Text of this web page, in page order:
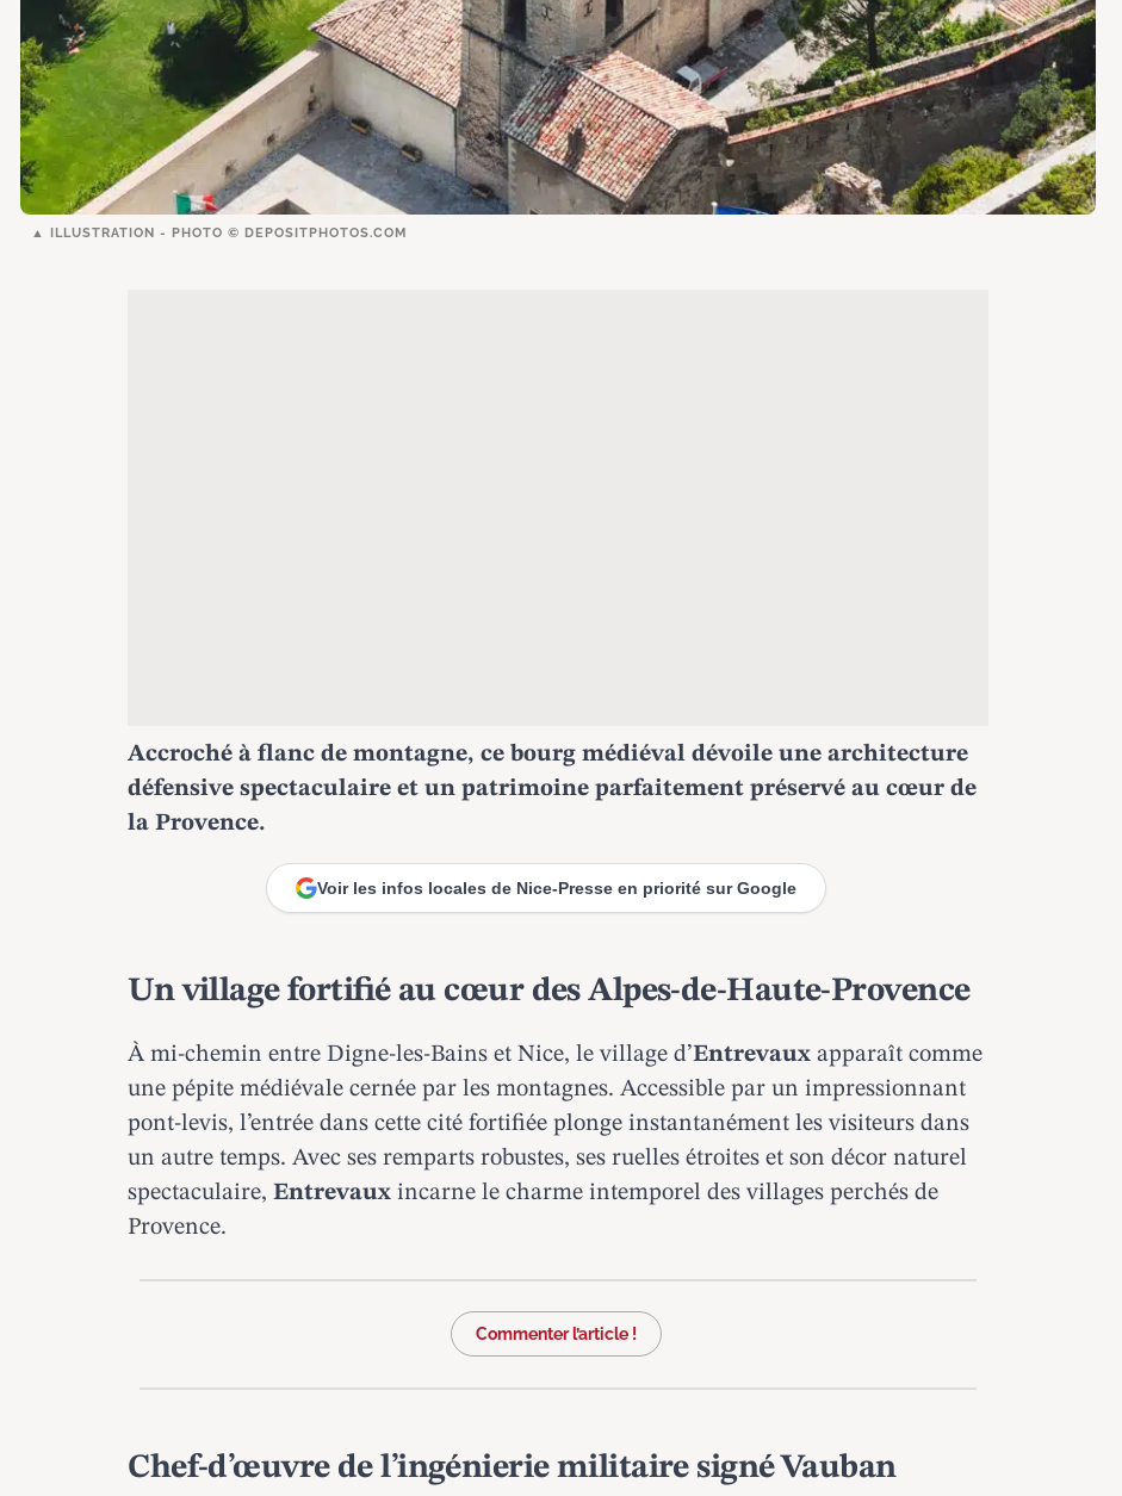
ILLUSTRATION - PHOTO © DEPOSITPHOTOS.COM
Accroché à flanc de montagne, ce bourg médiéval dévoile une architecture
défensive spectaculaire et un patrimoine parfaitement préservé au cœur de
la Provence.
Voir les infos locales de Nice-Presse en priorité sur Google
Un village fortifié au cœur des Alpes-de-Haute-Provence
À mi-chemin entre Digne-les-Bains et Nice, le village d’Entrevaux apparaît comme
une pépite médiévale cernée par les montagnes. Accessible par un impressionnant
pont-levis, l’entrée dans cette cité fortifiée plonge instantanément les visiteurs dans
un autre temps. Avec ses remparts robustes, ses ruelles étroites et son décor naturel
spectaculaire,Entrevaux incarne le charme intemporel des villages perchés de
Provence.
Commenter l’article !
Chef-d’œuvre de l’ingénierie militaire signé Vauban